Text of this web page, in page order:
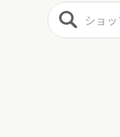
ショップ名で検